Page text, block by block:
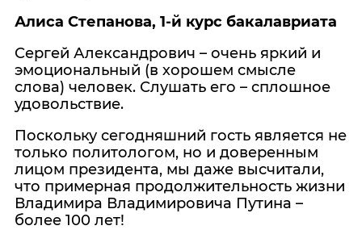
Алиса Степанова, 1-й курс бакалавриата
Сергей Александрович – очень яркий и
эмоциональный (в хорошем смысле
слова) человек. Слушать его – сплошное
удовольствие.
Поскольку сегодняшний гость является не
только политологом, но и доверенным
лицом президента, мы даже высчитали,
что примерная продолжительность жизни
Владимира Владимировича Путина –
более 100 лет!